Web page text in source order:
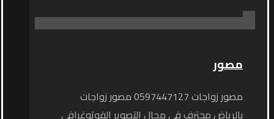
مصور
مصور زواجات 0597447127 مصور زواجات
بالرياض محترف في مجال التصوير الفوتوغرافي